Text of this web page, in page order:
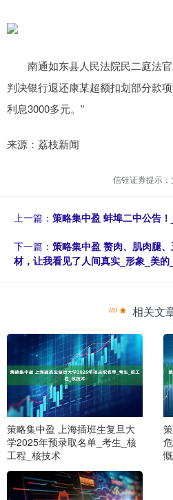
南通如东县人民法院民二庭法官
判决银行退还康某超额扣划部分款
利息3000多元。”
来源：荔枝新闻
信钰证券提示：
上一篇： 策略集中盈 蚌埠二中公告
下一篇： 策略集中盈 赘肉、肌肉腿
材，让我看见了人间真实_形象_美的
相关文
策略集中盈 上海插班生复旦大
学2025年预录取名单_考生_核
工程_核技术